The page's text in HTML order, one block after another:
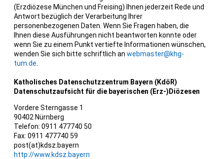
(Erzdiözese München und Freising) Ihnen jederzeit Rede und
Antwort bezüglich der Verarbeitung Ihrer
personenbezogenen Daten. Wenn Sie Fragen haben, die
Ihnen diese Ausführungen nicht beantworten konnte oder
wenn Sie zu einem Punkt vertiefte Informationen wünschen,
wenden Sie sich bitte schriftlich an webmaster@khg-
tum.de
Katholisches Datenschutzzentrum Bayern (KdöR)
Datenschutzaufsicht für die bayerischen (Erz-)Diözesen
Vordere Sterngasse 1
90402 Nürnberg
Telefon: 0911 477740 50
Fax: 0911 477740 59
post(at)kdsz.bayern
http://www.kdsz.bayern